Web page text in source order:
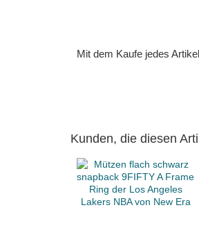
Mit dem Kaufe jedes
Kunden, die diesen